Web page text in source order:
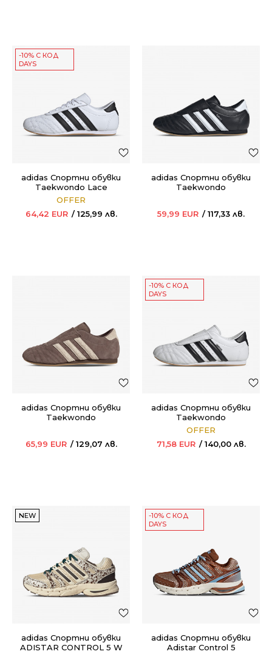
-10% С КОД
DAYS
adidas Спортни обувки
Taekwondo Lace
OFFER
64,42 EUR 125,99 лв.
adidas Спортни обувки
Taekwondo
59,99 EUR 117,33 лв.
adidas Спортни обувки
Taekwondo
65,99 EUR 129,07 лв.
-10% С КОД
DAYS
adidas Спортни обувки
Taekwondo
OFFER
71,58 EUR 140,00 лв.
NEW
adidas Спортни обувки
ADISTAR CONTROL 5 W
-10% С КОД
DAYS
adidas Спортни обувки
Adistar Control 5